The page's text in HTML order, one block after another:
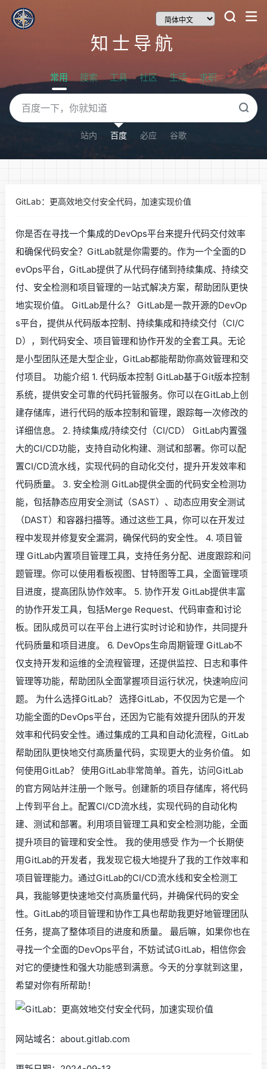
知士导航
常用 搜索 工具 社区 生活 求职
站内 百度 必应 谷歌
GitLab：更高效地交付安全代码，加速实现价值
你是否在寻找一个集成的DevOps平台来提升代码交付效率
和确保代码安全？GitLab就是你需要的。作为一个全面的D
evOps平台，GitLab提供了从代码存储到持续集成、持续交
付、安全检测和项目管理的一站式解决方案，帮助团队更快
地实现价值。 GitLab是什么？ GitLab是一款开源的DevOp
s平台，提供从代码版本控制、持续集成和持续交付（CI/C
D），到代码安全、项目管理和协作开发的全套工具。无论
是小型团队还是大型企业，GitLab都能帮助你高效管理和交
付项目。 功能介绍 1. 代码版本控制 GitLab基于Git版本控制
系统，提供安全可靠的代码托管服务。你可以在GitLab上创
建存储库，进行代码的版本控制和管理，跟踪每一次修改的
详细信息。 2. 持续集成/持续交付（CI/CD） GitLab内置强
大的CI/CD功能，支持自动化构建、测试和部署。你可以配
置CI/CD流水线，实现代码的自动化交付，提升开发效率和
代码质量。 3. 安全检测 GitLab提供全面的代码安全检测功
能，包括静态应用安全测试（SAST）、动态应用安全测试
（DAST）和容器扫描等。通过这些工具，你可以在开发过
程中发现并修复安全漏洞，确保代码的安全性。 4. 项目管
理 GitLab内置项目管理工具，支持任务分配、进度跟踪和问
题管理。你可以使用看板视图、甘特图等工具，全面管理项
目进度，提高团队协作效率。 5. 协作开发 GitLab提供丰富
的协作开发工具，包括Merge Request、代码审查和讨论
板。团队成员可以在平台上进行实时讨论和协作，共同提升
代码质量和项目进度。 6. DevOps生命周期管理 GitLab不
仅支持开发和运维的全流程管理，还提供监控、日志和事件
管理等功能，帮助团队全面掌握项目运行状况，快速响应问
题。 为什么选择GitLab？ 选择GitLab，不仅因为它是一个
功能全面的DevOps平台，还因为它能有效提升团队的开发
效率和代码安全性。通过集成的工具和自动化流程，GitLab
帮助团队更快地交付高质量代码，实现更大的业务价值。 如
何使用GitLab？ 使用GitLab非常简单。首先，访问GitLab
的官方网站并注册一个账号。创建新的项目存储库，将代码
上传到平台上。配置CI/CD流水线，实现代码的自动化构
建、测试和部署。利用项目管理工具和安全检测功能，全面
提升项目的管理和安全性。 我的使用感受 作为一个长期使
用GitLab的开发者，我发现它极大地提升了我的工作效率和
项目管理能力。通过GitLab的CI/CD流水线和安全检测工
具，我能够更快速地交付高质量代码，并确保代码的安全
性。GitLab的项目管理和协作工具也帮助我更好地管理团队
任务，提高了整体项目的进度和质量。 最后嘛，如果你也在
寻找一个全面的DevOps平台，不妨试试GitLab，相信你会
对它的便捷性和强大功能感到满意。今天的分享就到这里，
希望对你有所帮助！
网站域名：about.gitlab.com